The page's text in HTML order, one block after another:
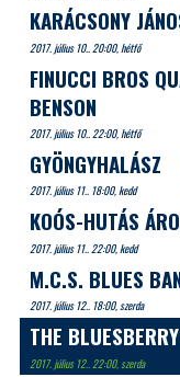
KARÁCSONY
2017. július 10.. 20:00, hétfő
FINUCCI BROS
BENSON
2017. július 10.. 22:00, hétfő
GYÖNGYHALÁSZ
2017. július 11.. 18:00, kedd
KOÓS-HUTÁS
2017. július 11.. 22:00, kedd
M.C.S. BLUES
2017. július 12.. 18:00, szerda
THE
2017. július 12.. 22:00, szerda